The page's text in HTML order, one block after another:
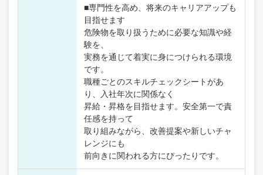
■専門性を高め、将来のキャリアアップも
目指せます
危険物を取り扱うために必要な知識や経
験を、
実務を通じて着実に身につけられる環境
です。
職種ごとのスキルチェックシートがあ
り、入社年次に関係なく
昇給・昇格を目指せます。安全第一で責
任感を持って
取り組みながら、改善提案や新しいチャ
レンジにも
前向きに関われる方にぴったりです。